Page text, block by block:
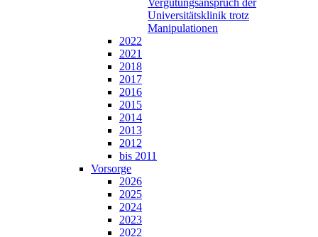
Vergütungsanspruch der
Universitätsklinik trotz
Manipulationen
2022
2021
2018
2017
2016
2015
2014
2013
2012
bis 2011
Vorsorge
2026
2025
2024
2023
2022